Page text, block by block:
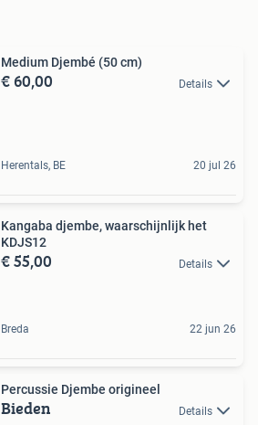
Medium Djembé (50 cm)
€ 60,00 Details
Herentals, BE 20 jul 26
Kangaba djembe, waarschijnlijk het
KDJS12
€ 55,00 Details
Breda 22 jun 26
Percussie Djembe origineel
Bieden Details